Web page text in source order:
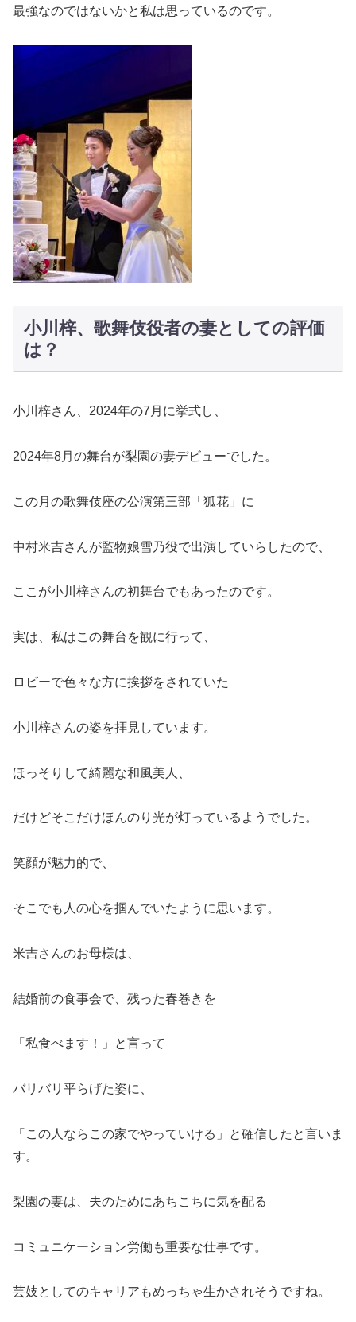
最強なのではないかと私は思っているのです。
小川梓、歌舞伎役者の妻としての評価
は？
小川梓さん、2024年の7月に挙式し、
2024年8月の舞台が梨園の妻デビューでした。
この月の歌舞伎座の公演第三部「狐花」に
中村米吉さんが監物娘雪乃役で出演していらしたので、
ここが小川梓さんの初舞台でもあったのです。
実は、私はこの舞台を観に行って、
ロビーで色々な方に挨拶をされていた
小川梓さんの姿を拝見しています。
ほっそりして綺麗な和風美人、
だけどそこだけほんのり光が灯っているようでした。
笑顔が魅力的で、
そこでも人の心を掴んでいたように思います。
米吉さんのお母様は、
結婚前の食事会で、残った春巻きを
「私食べます！」と言って
バリバリ平らげた姿に、
「この人ならこの家でやっていける」と確信したと言いま
す。
梨園の妻は、夫のためにあちこちに気を配る
コミュニケーション労働も重要な仕事です。
芸妓としてのキャリアもめっちゃ生かされそうですね。